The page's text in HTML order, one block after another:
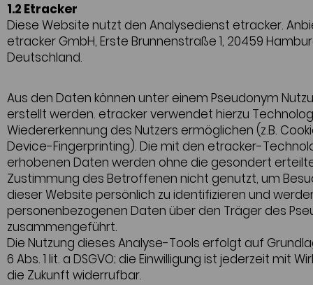
1.2 Etracker
Diese Website nutzt den Analysedienst etracker.
etracker GmbH, Erste Brunnenstraße 1, 20459
Deutschland.
Aus den Daten können unter einem Pseudonym
erstellt werden. etracker verwendet hierzu
Wiedererkennung des Nutzers ermöglichen (z.B.
Device-Fingerprinting). Die mit den etracker-
erhobenen Daten werden ohne die gesondert
Zustimmung des Betroffenen nicht genutzt, um
dieser Website persönlich zu identifizieren und
personenbezogenen Daten über den Träger des
zusammengeführt.
Die Nutzung dieses Analyse-Tools erfolgt auf
6 Abs. 1 lit. a DSGVO; die Einwilligung ist jederzeit mit
die Zukunft widerrufbar.